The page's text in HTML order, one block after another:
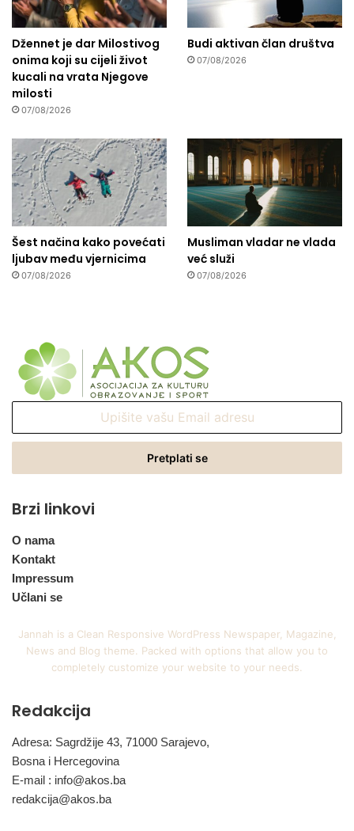
Džennet je dar Milostivog
onima koji su cijeli život
kucali na vrata Njegove
milosti
07/08/2026
Budi aktivan član društva
07/08/2026
Šest načina kako povećati
ljubav među vjernicima
07/08/2026
Musliman vladar ne vlada
već služi
07/08/2026
Email
Brzi linkovi
O nama
Kontakt
Impressum
Učlani se
Jannah is a Clean Responsive WordPress Newspaper, Magazine,
News and Blog theme. Packed with options that allow you to
completely customize your website to your needs.
Redakcija
Adresa: Sagrdžije 43, 71000 Sarajevo,
Bosna i Hercegovina
E-mail : info@akos.ba
redakcija@akos.ba